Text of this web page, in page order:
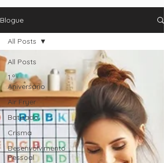
Blogue
All Posts
1.º
Aniversário
Air Fryer
Batizado
Crisma
Desenvolvimento
Pessoal
All Posts